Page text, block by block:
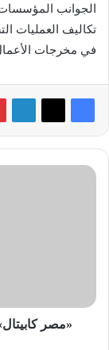
الجوانب
تكاليف العمليات
في مخرجات
«مصر
بالأسواق
الناشئة«مصر